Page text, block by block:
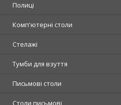
Полиці
Комп'ютерні столи
Стелажі
Тумби для взуття
Письмові столи
Столи письмові